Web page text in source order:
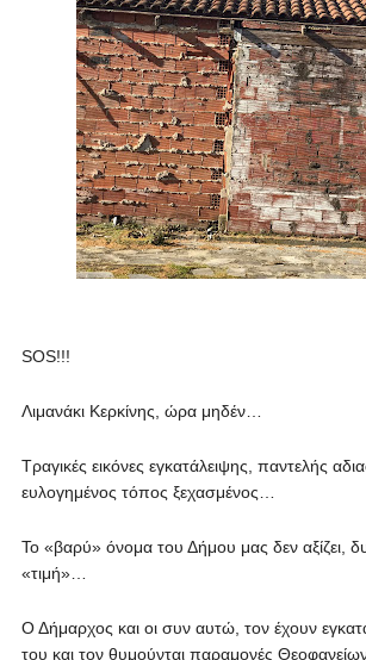
SOS!!!
Λιμανάκι Κερκίνης, ώρα μηδέν…
Τραγικές εικόνες εγκατάλειψης, παντελής
ευλογημένος τόπος ξεχασμένος…
Το «βαρύ» όνομα του Δήμου μας δεν αξίζει,
«τιμή»…
Ο Δήμαρχος και οι συν αυτώ, τον έχουν
του και τον θυμούνται παραμονές